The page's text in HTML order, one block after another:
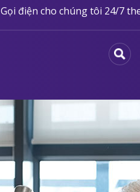
Gọi điện cho chúng tôi 24/7